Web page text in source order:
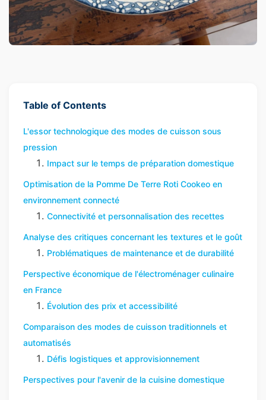
Table of Contents
L'essor technologique des modes de cuisson sous
pression
Impact sur le temps de préparation domestique
Optimisation de la Pomme De Terre Roti Cookeo en
environnement connecté
Connectivité et personnalisation des recettes
Analyse des critiques concernant les textures et le goût
Problématiques de maintenance et de durabilité
Perspective économique de l'électroménager culinaire
en France
Évolution des prix et accessibilité
Comparaison des modes de cuisson traditionnels et
automatisés
Défis logistiques et approvisionnement
Perspectives pour l'avenir de la cuisine domestique